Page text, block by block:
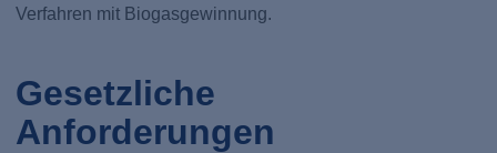
Verfahren mit Biogasgewinnung.
Gesetzliche
Anforderungen